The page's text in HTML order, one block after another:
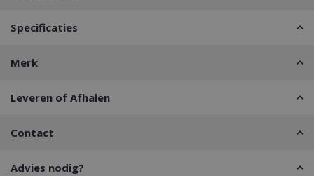
Specificaties
Merk
Leveren of Afhalen
Contact
Advies nodig?